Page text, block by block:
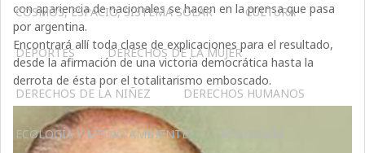
COSMOS, ESPACIO, SISTEMA SOLAR CULTURA
DEPORTES DERECHOS DE LA MUJER
DERECHOS DE LA NIÑEZ DERECHOS HUMANOS
ECOLOGÍA Y MEDIO AMBIENTE ECONOMÍA
con apariencia de nacionales se hacen en la prensa que pasa
por argentina.
Encontrará allí toda clase de explicaciones para el resultado,
desde la afirmación de una victoria democrática hasta la
derrota de ésta por el totalitarismo emboscado.